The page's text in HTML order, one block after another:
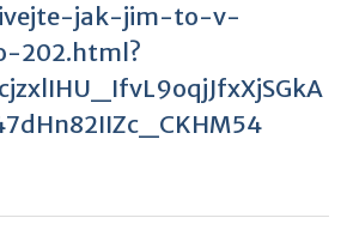
jak-jim-to-v-
202.html?